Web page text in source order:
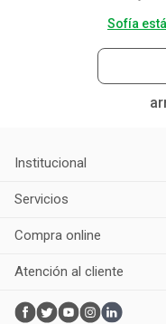
Sofía
Institucional
Servicios
Compra online
Atención al cliente